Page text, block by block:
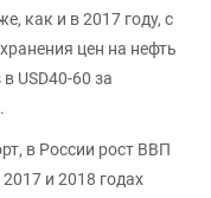
как и в 2017 году, с
цен на нефть
USD40-60 за
в России рост ВВП
2017 и 2018 годах